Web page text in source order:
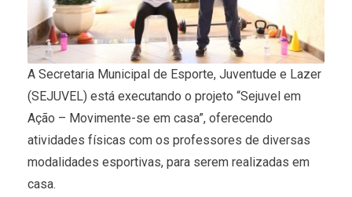
A Secretaria Municipal de Esporte, Juventude e Lazer
(SEJUVEL) está executando o projeto “Sejuvel em
Ação – Movimente-se em casa”, oferecendo
atividades físicas com os professores de diversas
modalidades esportivas, para serem realizadas em
casa.